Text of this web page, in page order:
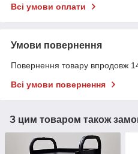
Всі умови оплати
Умови повернення
Повернення товару впродовж
Всі умови повернення
З цим товаром також